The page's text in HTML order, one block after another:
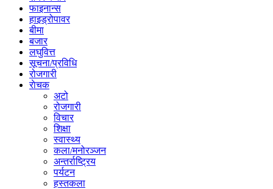
फाइनान्स
हाइड्रोपावर
बीमा
बजार
लघुवित्त
सूचना/प्रविधि
रोजगारी
राेचक
अटो
रोजगारी
विचार
शिक्षा
स्वास्थ्य
कला/मनोरञ्जन
अन्तर्राष्ट्रिय
पर्यटन
हस्तकला